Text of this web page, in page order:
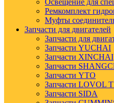
Освещение для
Ремкомплект
Муфты
Запчасти для двигателей
Запчасти для
Запчасти YUCHAI
Запчасти XINCHAI
Запчасти
Запчасти YTO
Запчасти LOVOL
Запчасти SIDA